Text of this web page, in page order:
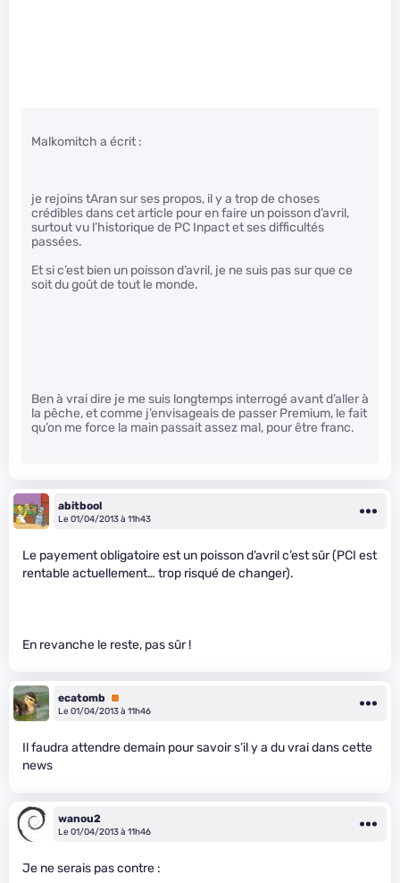
Malkomitch a écrit :
je rejoins tAran sur ses propos, il y a trop de choses
crédibles dans cet article pour en faire un poisson d’avril,
surtout vu l’historique de PC Inpact et ses difficultés
passées.
Et si c’est bien un poisson d’avril, je ne suis pas sur que ce
soit du goût de tout le monde.
Ben à vrai dire je me suis longtemps interrogé avant d’aller à
la pêche, et comme j’envisageais de passer Premium, le fait
qu’on me force la main passait assez mal, pour être franc.
abitbool
Le 01/04/2013 à 11h43
Le payement obligatoire est un poisson d’avril c’est sûr (PCI est
rentable actuellement… trop risqué de changer).
En revanche le reste, pas sûr !
ecatomb
Premium
Le 01/04/2013 à 11h46
Il faudra attendre demain pour savoir s’il y a du vrai dans cette
news
wanou2
Le 01/04/2013 à 11h46
Je ne serais pas contre :